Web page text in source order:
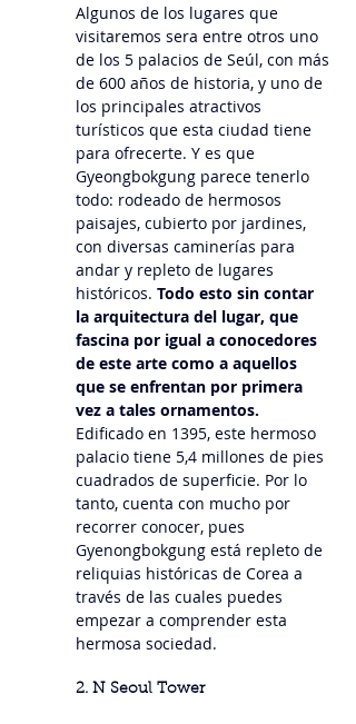
Algunos de los lugares que
visitaremos sera entre otros uno
de los 5 palacios de Seúl, con más
de 600 años de historia, y uno de
los principales atractivos
turísticos que esta ciudad tiene
para ofrecerte. Y es que
Gyeongbokgung parece tenerlo
todo: rodeado de hermosos
paisajes, cubierto por jardines,
con diversas caminerías para
andar y repleto de lugares
históricos. Todo esto sin contar
la arquitectura del lugar, que
fascina por igual a conocedores
de este arte como a aquellos
que se enfrentan por primera
vez a tales ornamentos.
Edificado en 1395, este hermoso
palacio tiene 5,4 millones de pies
cuadrados de superficie. Por lo
tanto, cuenta con mucho por
recorrer conocer, pues
Gyenongbokgung está repleto de
reliquias históricas de Corea a
través de las cuales puedes
empezar a comprender esta
hermosa sociedad.
2. N Seoul Tower